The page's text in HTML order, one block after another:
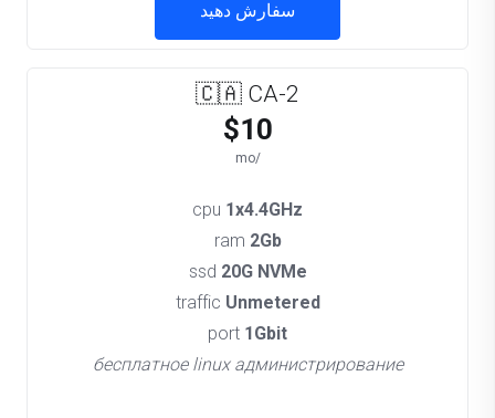
سفارش دهید
🇨🇦 CA-2
$10
/mo
cpu 1x4.4GHz
ram 2Gb
ssd 20G NVMe
traffic Unmetered
port 1Gbit
бесплатное linux администрирование